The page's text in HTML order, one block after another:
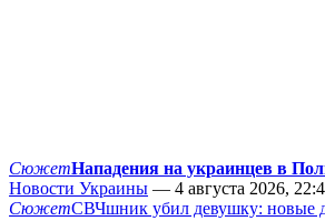
СюжетНападения на украинцев в
Новости Украины — 4 августа 2026,
СюжетСВЧшник убил девушку: новые